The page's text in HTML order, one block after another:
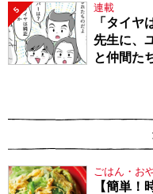
5 連載
「タイヤ
先生に、
と仲間た
ごはん・お
【簡単！